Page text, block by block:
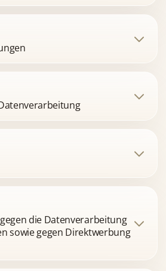
die Datenverarbeitung
sowie gegen Direktwerbung